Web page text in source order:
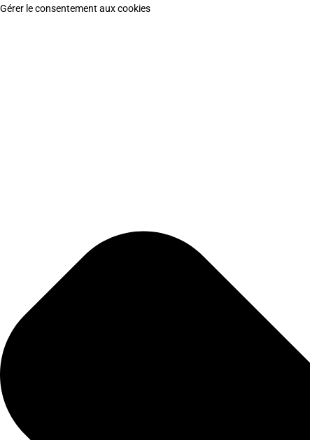
Gérer le consentement aux cookies